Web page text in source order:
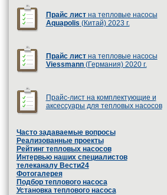
Прайс листна тепловые насосы
Aquapolis (Китай) 2023 г.
Прайс листна тепловые насосы
Viessmann(Германия) 2020 г.
Прайс-лист на комплектующие и
аксессуары для тепловых насосов
Часто задаваемые вопросы
Реализованные проекты
Рейтинг тепловых насосов
Интервью наших специалистов
телеканалу Вести24
Фотогалерея
Подбор теплового насоса
Установка теплового насоса